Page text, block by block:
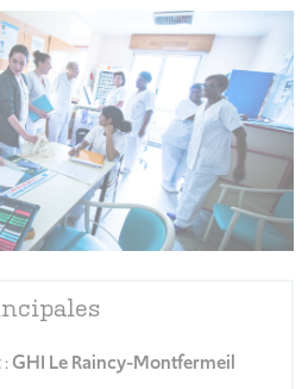
:GHI Le Raincy-Montfermeil